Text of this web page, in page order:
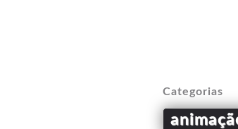
Categorias